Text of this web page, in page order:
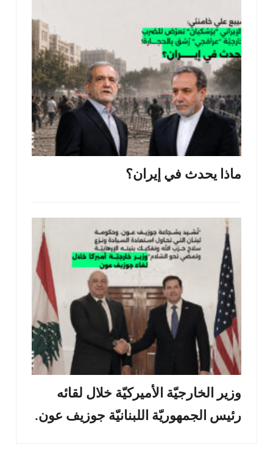
ماذا يحدث في إيران؟
وزير الخارجيّة الأميركيّة خلال لقائه
رئيس الجمهوريّة اللبنانيّة جوزيف عون.